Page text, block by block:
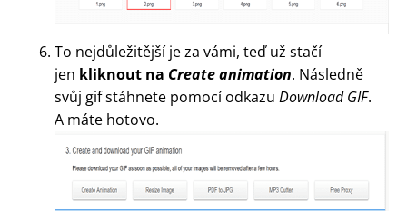
To nejdůležitější je za vámi, teď už stačí
jen kliknout na Create animation. Následně
svůj gif stáhnete pomocí odkazu Download GIF.
A máte hotovo.